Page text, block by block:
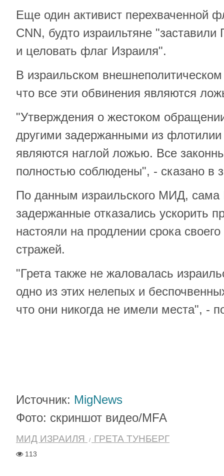
Еще один активист перехваченной
CNN, будто израильтяне "заставили
и целовать флаг Израиля".
В израильском
что все эти обвинения являются
"Утверждения о жестоком
другими задержанными из
являются наглой ложью. Все
полностью соблюдены", - сказано в
По данным израильского МИД, сама
задержанные отказались ускорить
настояли на продлении срока
стражей.
"Грета также не жаловалась
одно из этих нелепых и
что они никогда не имели места", -
Источник: MigNews
Фото: скриншот видео/MFA
МИД ИЗРАИЛЯ ГРЕТА ТУНБЕРГ
113